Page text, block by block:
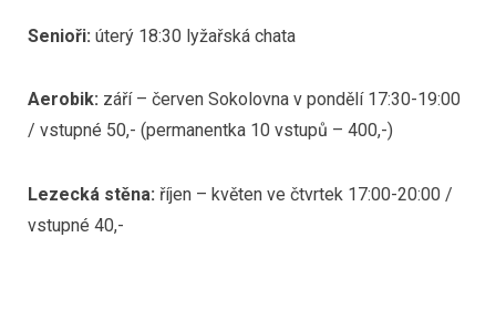
Senioři: úterý 18:30 lyžařská chata
Aerobik: září – červen Sokolovna v pondělí 17:30-19:00
/ vstupné 50,- (permanentka 10 vstupů – 400,-)
Lezecká stěna: říjen – květen ve čtvrtek 17:00-20:00 /
vstupné 40,-